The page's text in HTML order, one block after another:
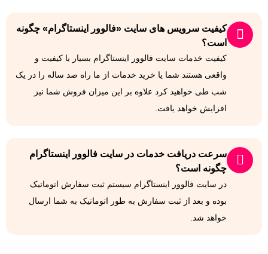
کیفیت سرویس های سایت «فالوور اینستاگرام» چگونه
است؟
کیفیت خدمات سایت فالوور اینستاگرام بسیار با کیفیت و
واقعی هستند شما یا خرید خدمات از ما راه صد ساله را در یک
شب طی خواهید کرد علاوه بر این میزان فروش شما نیز
افزایش خواهد یافت.
سرعت دریافت خدمات در سایت فالوور اینستاگرام
چگونه است؟
در سایت فالوور اینستاگرام سیستم ثبت سفارش اتوماتیک
بوده و بعد از ثبت سفارش به طور اتوماتیک به شما ارسال
خواهد شد.